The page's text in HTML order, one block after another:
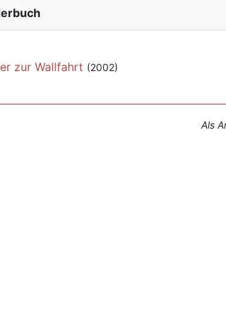
zur Wallfahrt (2002)
Als